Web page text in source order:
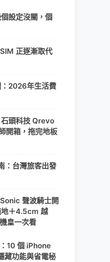
設定沒關，個
正逐漸取代
2026年生活費
頭科技 Qrevo
開箱，拖完地板
：台灣旅客出發
聲波騎士開
地＋4.5cm 越
皇一次看
10 個 iPhone
藏功能與省電秘